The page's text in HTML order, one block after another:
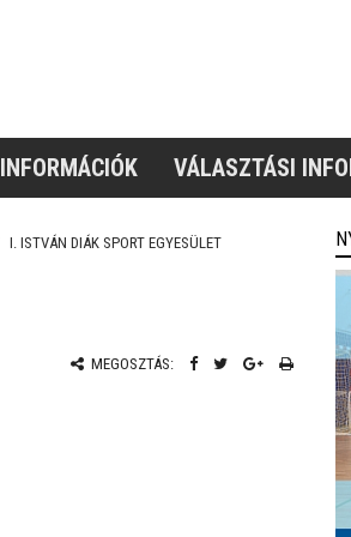
INFORMÁCIÓK VÁLASZTÁSI
I. ISTVÁN DIÁK SPORT EGYESÜLET
MEGOSZTÁS: